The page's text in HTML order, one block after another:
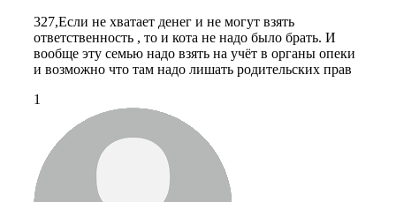
327,Если не хватает денег и не могут взять
ответственность , то и кота не надо было брать. И
вообще эту семью надо взять на учёт в органы опеки
и возможно что там надо лишать родительских прав
1